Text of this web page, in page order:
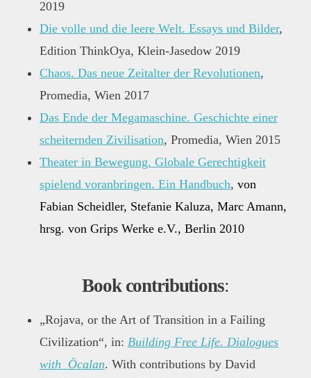
2019
Die volle und die leere Welt. Essays und Bilder,
Edition ThinkOya, Klein-Jasedow 2019
Chaos. Das neue Zeitalter der Revolutionen,
Promedia, Wien 2017
Das Ende der Megamaschine. Geschichte einer
scheiternden Zivilisation, Promedia, Wien 2015
Theater in Bewegung. Globale Gerechtigkeit
spielend voranbringen. Ein Handbuch, von
Fabian Scheidler, Stefanie Kaluza, Marc Amann,
hrsg. von Grips Werke e.V., Berlin 2010
Book contributions:
„Rojava, or the Art of Transition in a Failing
Civilization“, in: Building Free Life. Dialogues
with Öcalan. With contributions by David